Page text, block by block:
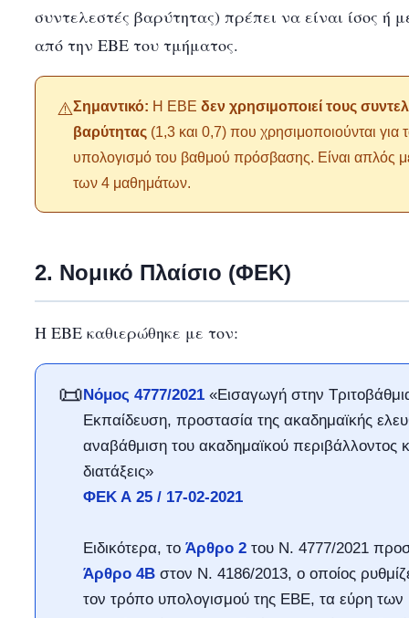
συντελεστές βαρύτητας) πρέπει να είναι ίσος ή
από την ΕΒΕ του τμήματος.
⚠️Σημαντικό: Η ΕΒΕ δεν χρησιμοποιεί τους
βαρύτητας(1,3 και 0,7) που χρησιμοποιούνται για
υπολογισμό του βαθμού πρόσβασης. Είναι απλός
των 4 μαθημάτων.
2. Νομικό Πλαίσιο (ΦΕΚ)
Η ΕΒΕ καθιερώθηκε με τον:
📜Νόμος 4777/2021 «Εισαγωγή στην
Εκπαίδευση, προστασία της ακαδημαϊκής
αναβάθμιση του ακαδημαϊκού περιβάλλοντος
διατάξεις»
ΦΕΚ Α 25 / 17-02-2021
Ειδικότερα, τοΆρθρο 2 του Ν. 4777/2021
Άρθρο 4Β στον Ν. 4186/2013, ο οποίος
τον τρόπο υπολογισμού της ΕΒΕ, τα εύρη των